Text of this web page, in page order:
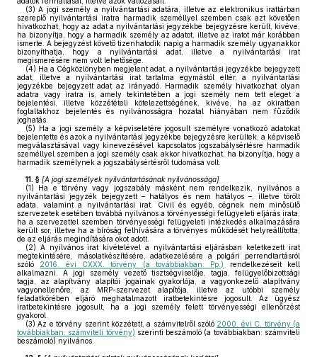
(3) A jogi személy a nyilvántartási adatára, illetve az elektronikus irattárban
szereplő nyilvántartási iratra harmadik személlyel szemben csak azt követően
hivatkozhat, hogy az adat a nyilvántartási jegyzékbe bejegyzésre került, kivéve,
ha bizonyítja, hogy a harmadik személy az adatot, illetve az iratot már korábban
ismerte. A bejegyzést követő tizenhatodik napig a harmadik személy ugyanakkor
bizonyíthatja, hogy a nyilvántartási adat, illetve a nyilvántartási irat
megismerésére nem volt lehetősége.
(4) Ha a Cégközlönyben megjelent adat, a nyilvántartási jegyzékbe bejegyzett
adat, illetve a nyilvántartási irat tartalma egymástól eltér, a nyilvántartási
jegyzékbe bejegyzett adat az irányadó. Harmadik személy hivatkozhat olyan
adatra vagy iratra is, amely tekintetében a jogi személy nem tett eleget a
bejelentési, illetve közzétételi kötelezettségének, kivéve, ha az okiratban
foglaltakhoz bejelentés és nyilvánosságra hozatal hiányában nem fűződik
joghatás.
(5) Ha a jogi személy a képviseletére jogosult személyre vonatkozó adatokat
bejelentette és azok a nyilvántartási jegyzékbe bejegyzésre kerültek, a képviselő
megválasztásával vagy kinevezésével kapcsolatos jogszabálysértésre harmadik
személlyel szemben a jogi személy csak akkor hivatkozhat, ha bizonyítja, hogy a
harmadik személynek a jogszabálysértésről tudomása volt.
11. § [A jogi személyek nyilvántartásának nyilvánossága]
(1) Ha e törvény vagy jogszabály másként nem rendelkezik, nyilvános a
nyilvántartási jegyzék bejegyzett – hatályos és nem hatályos –, illetve törölt
adata, valamint a nyilvántartási irat. Civil és egyéb, cégnek nem minősülő
szervezetek esetében továbbá nyilvános a törvényességi felügyeleti eljárás irata,
ha a szervezettel szemben törvényességi felügyeleti intézkedés alkalmazására
került sor, illetve ha a bíróság felhívására a törvényes működését helyreállította,
de az eljárás megindítására okot adott.
(2) A nyilvános irat kivételével a nyilvántartási eljárásban keletkezett irat
megtekintésére, másolatkészítésére, adatkezelésére a polgári perrendtartásról
szóló 2016. évi CXXX. törvény (a továbbiakban: Pp.)
rendelkezéseit kell
alkalmazni. A jogi személy vezető tisztségviselője, tagja, felügyelőbizottsági
tagja, az alapítvány alapítói jogainak gyakorlója, a vagyonkezelő alapítvány
vagyonellenőre, az MRP-szervezet alapítója, illetve az utóbbi személy
feladatkörében eljáró meghatalmazott iratbetekintésre jogosult. Az ügyész
iratbetekintésre jogosult, ha a jogi személy felett törvényességi ellenőrzést
gyakorol.
(3) Az e törvény szerint közzétett, a számvitelről szóló 2000. évi C. törvény (a
továbbiakban: számviteli törvény) szerinti beszámoló (a továbbiakban: számviteli
beszámoló) nyilvános.